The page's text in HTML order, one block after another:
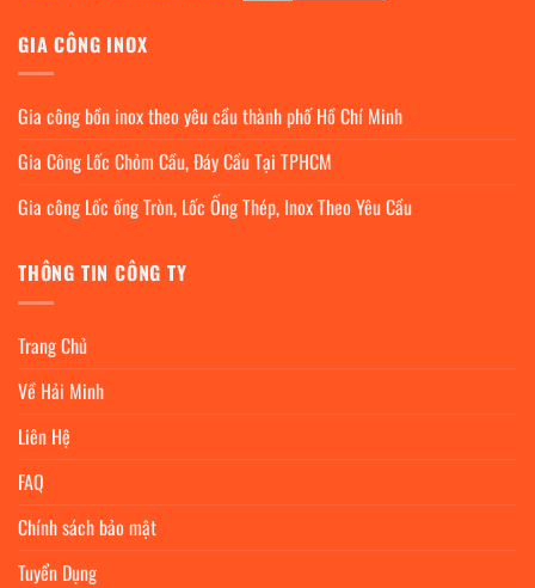
GIA CÔNG INOX
Gia công bồn inox theo yêu cầu thành phố Hồ Chí Minh
Gia Công Lốc Chỏm Cầu, Đáy Cầu Tại TPHCM
Gia công Lốc ống Tròn, Lốc Ống Thép, Inox Theo Yêu Cầu
THÔNG TIN CÔNG TY
Trang Chủ
Về Hải Minh
Liên Hệ
FAQ
Chính sách bảo mật
Tuyển Dụng